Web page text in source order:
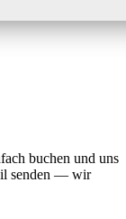
buchen und uns
senden — wir